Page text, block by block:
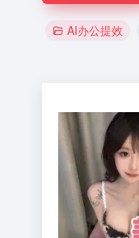
AI办公提效